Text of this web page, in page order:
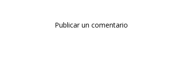
Publicar un comentario